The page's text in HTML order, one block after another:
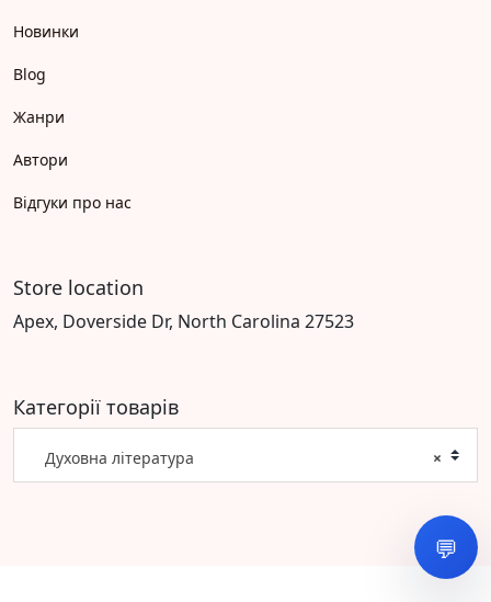
Новинки
Blog
Жанри
Автори
Відгуки про нас
Store location
Apex, Doverside Dr, North Carolina 27523
Категорії товарів
×
Духовна література
💬